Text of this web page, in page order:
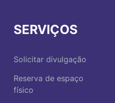
SERVIÇOS
Solicitar divulgação
Reserva de espaço
físico